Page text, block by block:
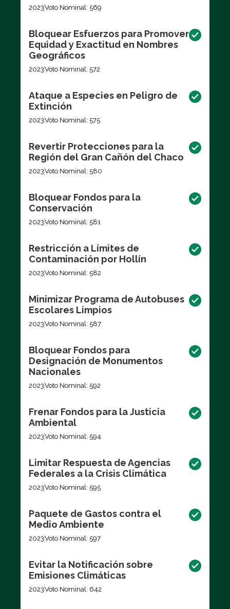
2023Voto Nominal: 569
Bloquear Esfuerzos para Promover
Equidad y Exactitud en Nombres
Geográficos
2023Voto Nominal: 572
Ataque a Especies en Peligro de
Extinción
2023Voto Nominal: 575
Revertir Protecciones para la
Región del Gran Cañón del Chaco
2023Voto Nominal: 580
Bloquear Fondos para la
Conservación
2023Voto Nominal: 581
Restricción a Límites de
Contaminación por Hollín
2023Voto Nominal: 582
Minimizar Programa de Autobuses
Escolares Limpios
2023Voto Nominal: 587
Bloquear Fondos para
Designación de Monumentos
Nacionales
2023Voto Nominal: 592
Frenar Fondos para la Justicia
Ambiental
2023Voto Nominal: 594
Limitar Respuesta de Agencias
Federales a la Crisis Climática
2023Voto Nominal: 595
Paquete de Gastos contra el
Medio Ambiente
2023Voto Nominal: 597
Evitar la Notificación sobre
Emisiones Climáticas
2023Voto Nominal: 642